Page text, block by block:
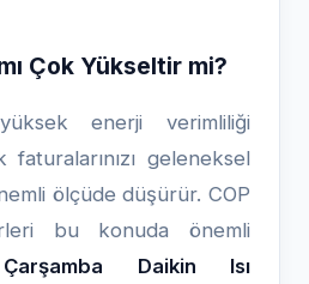
Çok Yükseltir mi?
enerji verimliliği
geleneksel
ölçüde düşürür. COP
bu konuda önemli
Çarşamba Daikin Isı